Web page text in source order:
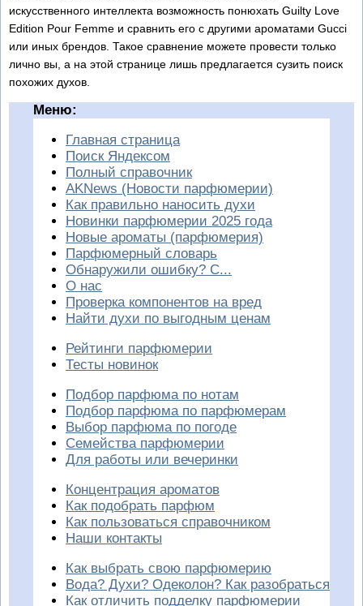
искусственного интеллекта возможность понюхать Guilty Love
Edition Pour Femme и сравнить его с другими ароматами Gucci
или иных брендов. Такое сравнение можете провести только
лично вы, а на этой странице лишь предлагается сузить поиск
похожих духов.
Меню:
Главная страница
Поиск Яндексом
Полный справочник
AKNews (Новости парфюмерии)
Как правильно наносить духи
Новинки парфюмерии 2025 года
Новые ароматы (парфюмерия)
Парфюмерный словарь
Обнаружили ошибку? С...
О нас
Проверка компонентов на вред
Найти духи по выгодным ценам
Рейтинги парфюмерии
Тесты новинок
Подбор парфюма по нотам
Подбор парфюма по парфюмерам
Выбор парфюма по погоде
Семейства парфюмерии
Для работы или вечеринки
Концентрация ароматов
Как подобрать парфюм
Как пользоваться справочником
Наши контакты
Как выбрать свою парфюмерию
Вода? Духи? Одеколон? Как разобраться
Как отличить подделку парфюмерии